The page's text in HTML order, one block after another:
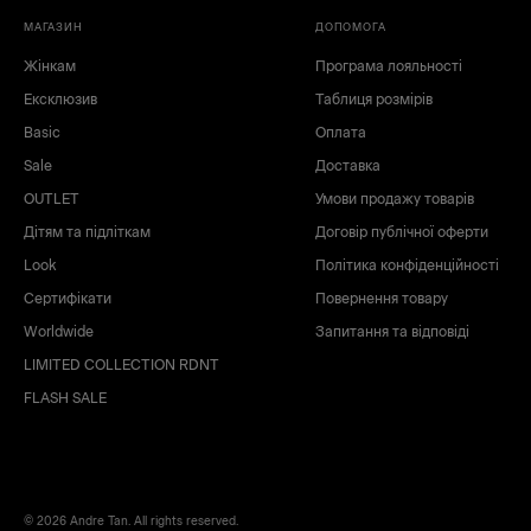
МАГАЗИН
Жінкам
Ексклюзив
Basic
Sale
OUTLET
Дітям та підліткам
Look
Сертифікати
Worldwide
LIMITED COLLECTION RDNT
FLASH SALE
ДОПОМОГА
Програма лояльності
Таблиця розмірів
Оплата
Доставка
Умови продажу товарів
Договір публічної оферти
Політика конфіденційності
Повернення товару
Запитання та відповіді
© 2026 Andre Tan. All rights reserved.